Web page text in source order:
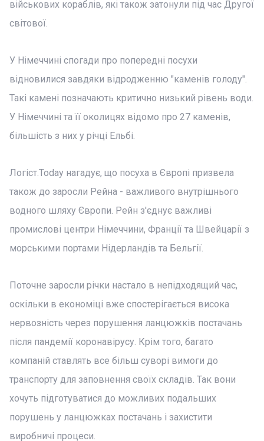
військових кораблів, які також затонули під час Другої
світової.
У Німеччині спогади про попередні посухи
відновилися завдяки відродженню "каменів голоду".
Такі камені позначають критично низький рівень води.
У Німеччині та її околицях відомо про 27 каменів,
більшість з них у річці Ельбі.
Логіст.Today нагадує, що посуха в Європі призвела
також до заросли Рейна - важливого внутрішнього
водного шляху Європи. Рейн з'єднує важливі
промислові центри Німеччини, Франції та Швейцарії з
морськими портами Нідерландів та Бельгії.
Поточне заросли річки настало в непідходящий час,
оскільки в економіці вже спостерігається висока
нервозність через порушення ланцюжків постачань
після пандемії коронавірусу. Крім того, багато
компаній ставлять все більш суворі вимоги до
транспорту для заповнення своїх складів. Так вони
хочуть підготуватися до можливих подальших
порушень у ланцюжках постачань і захистити
виробничі процеси.